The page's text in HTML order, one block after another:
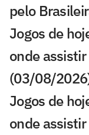
pelo
Jogos de
onde
(03/08/
Jogos de
onde